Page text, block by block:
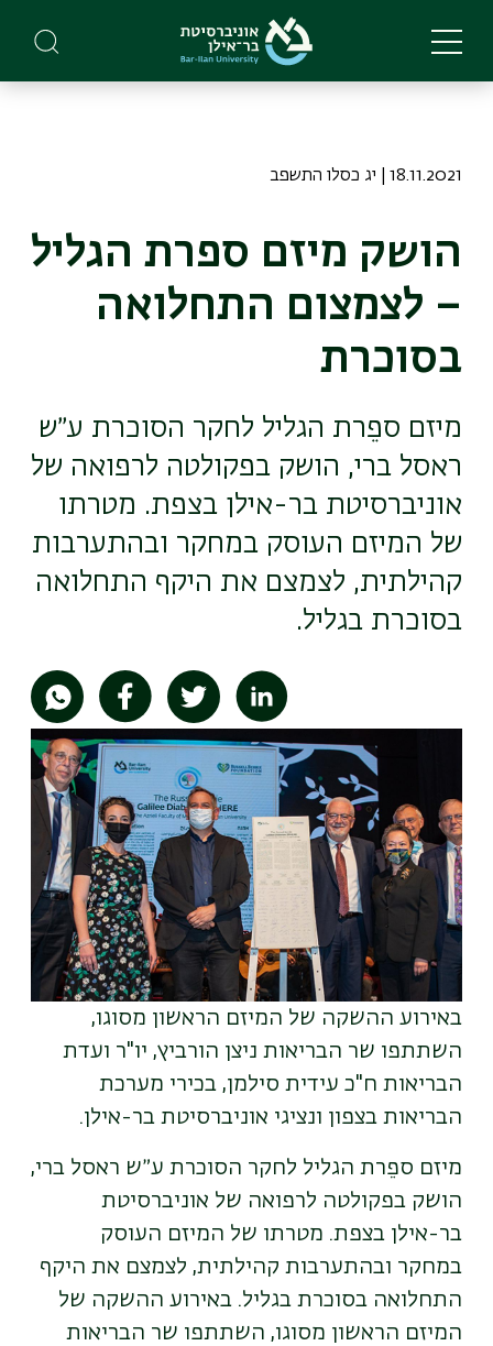
main
18.11.2021 | יג כסלו התשפב
הושק מיזם ספרת הגליל
– לצמצום התחלואה
בסוכרת
מיזם ספֵרת הגליל לחקר הסוכרת ע״ש
ראסל ברי, הושק בפקולטה לרפואה של
אוניברסיטת בר-אילן בצפת. מטרתו
של המיזם העוסק במחקר ובהתערבות
קהילתית, לצמצם את היקף התחלואה
בסוכרת בגליל.
באירוע ההשקה של המיזם הראשון מסוגו,
השתתפו שר הבריאות ניצן הורביץ, יו"ר ועדת
הבריאות ח"כ עידית סילמן, בכירי מערכת
הבריאות בצפון ונציגי אוניברסיטת בר-אילן.
מיזם ספֵרת הגליל לחקר הסוכרת ע״ש ראסל ברי,
הושק בפקולטה לרפואה של אוניברסיטת
בר-אילן בצפת. מטרתו של המיזם העוסק
במחקר ובהתערבות קהילתית, לצמצם את היקף
התחלואה בסוכרת בגליל. באירוע ההשקה של
המיזם הראשון מסוגו, השתתפו שר הבריאות